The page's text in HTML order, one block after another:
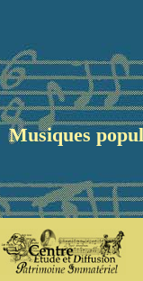
Musiques